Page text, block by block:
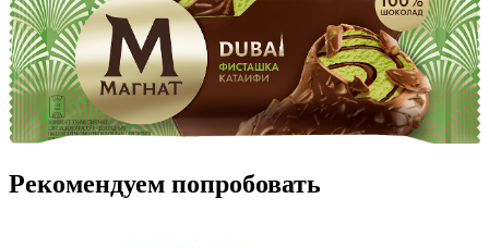
Рекомендуем попробовать